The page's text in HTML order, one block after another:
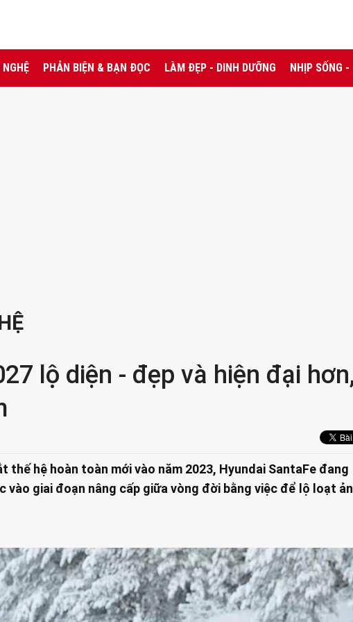
PHẢN BIỆN & BẠN ĐỌC LÀM ĐẸP - DINH DƯỠNG NHỊP SỐNG
lộ diện - đẹp và hiện đại
thế hệ hoàn toàn mới vào năm 2023, Hyundai SantaFe đang
vào giai đoạn nâng cấp giữa vòng đời bằng việc để lộ loạt